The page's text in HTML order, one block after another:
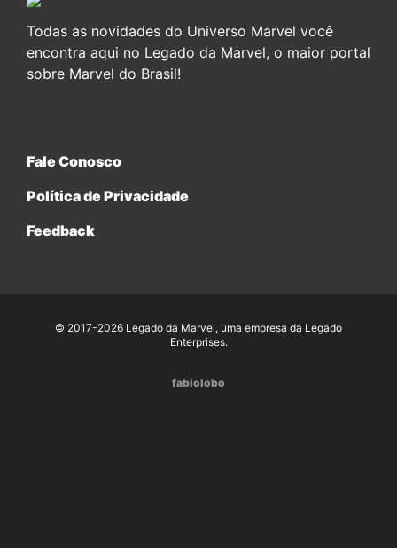
Todas as novidades do Universo Marvel você
encontra aqui no Legado da Marvel, o maior portal
sobre Marvel do Brasil!
Fale Conosco
Política de Privacidade
Feedback
© 2017-2026 Legado da Marvel, uma empresa da Legado
Enterprises.
fabiolobo